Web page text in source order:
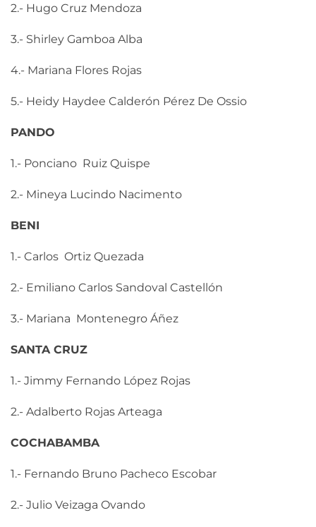
2.- Hugo Cruz Mendoza
3.- Shirley Gamboa Alba
4.- Mariana Flores Rojas
5.- Heidy Haydee Calderón Pérez De Ossio
PANDO
1.- Ponciano Ruiz Quispe
2.- Mineya Lucindo Nacimento
BENI
1.- Carlos Ortiz Quezada
2.- Emiliano Carlos Sandoval Castellón
3.- Mariana Montenegro Áñez
SANTA CRUZ
1.- Jimmy Fernando López Rojas
2.- Adalberto Rojas Arteaga
COCHABAMBA
1.- Fernando Bruno Pacheco Escobar
2.- Julio Veizaga Ovando